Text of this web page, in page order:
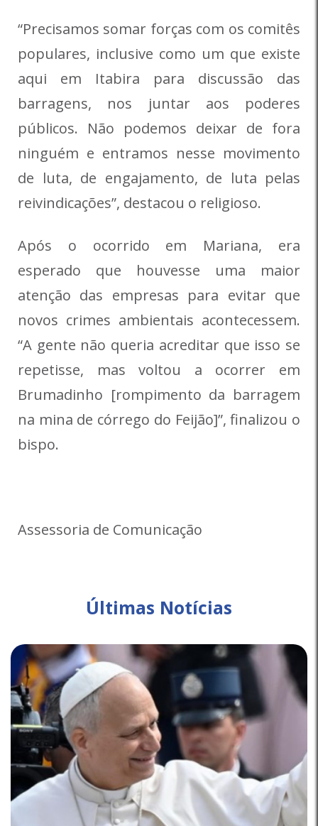
“Precisamos somar forças com os comitês
populares, inclusive como um que existe
aqui em Itabira para discussão das
barragens, nos juntar aos poderes
públicos. Não podemos deixar de fora
ninguém e entramos nesse movimento
de luta, de engajamento, de luta pelas
reivindicações”, destacou o religioso.
Após o ocorrido em Mariana, era
esperado que houvesse uma maior
atenção das empresas para evitar que
novos crimes ambientais acontecessem.
“A gente não queria acreditar que isso se
repetisse, mas voltou a ocorrer em
Brumadinho [rompimento da barragem
na mina de córrego do Feijão]”, finalizou o
bispo.
Assessoria de Comunicação
Últimas Notícias